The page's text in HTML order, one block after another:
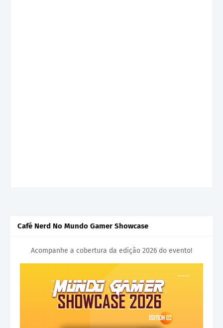
Café Nerd No Mundo Gamer Showcase
Acompanhe a cobertura da edição 2026 do evento!